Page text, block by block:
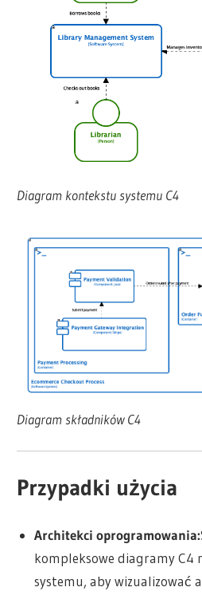
Diagram kontekstu systemu C4
Diagram składników C4
Przypadki użycia
Architekci oprogramowania:
kompleksowe diagramy C4
systemu, aby wizualizować